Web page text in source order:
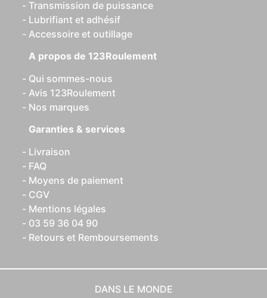
Transmission de puissance
Lubrifiant et adhésif
Accessoire et outillage
A propos de 123Roulement
Qui sommes-nous
Avis 123Roulement
Nos marques
Garanties & services
Livraison
FAQ
Moyens de paiement
CGV
Mentions légales
03 59 36 04 90
Retours et Remboursements
DANS LE MONDE